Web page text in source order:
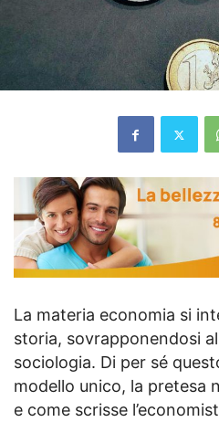
La materia economia si
storia, sovrapponendosi
sociologia. Di per sé
modello unico, la pretesa
e come scrisse